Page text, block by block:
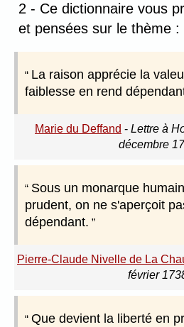
2 - Ce dictionnaire vous
et pensées sur le thème :
La raison apprécie la
faiblesse en rend
Marie du Deffand - Lettre à
décembre
Sous un monarque
prudent, on ne s'aperçoit
dépendant.
Pierre-Claude Nivelle de La
février
Que devient la liberté en